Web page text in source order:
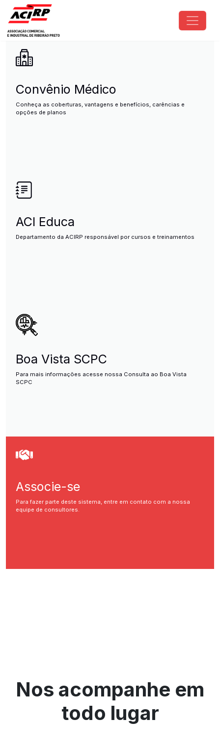
Pular para o conteúdo principal
ACIRP - Associação Comercial
Convênio Médico
Conheça as coberturas, vantagens e benefícios, carências e
opções de planos
ACI Educa
Departamento da ACIRP responsável por cursos e treinamentos
Boa Vista SCPC
Para mais informações acesse nossa Consulta ao Boa Vista
SCPC
Associe-se
Para fazer parte deste sistema, entre em contato com a nossa
equipe de consultores.
Nos acompanhe em
todo lugar